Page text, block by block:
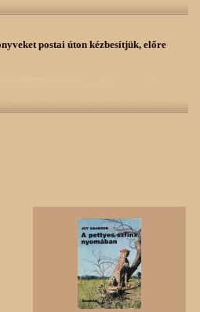
postai úton kézbesítjük, előre